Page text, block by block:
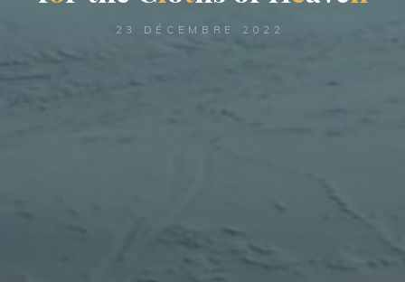
23 DÉCEMBRE 2022